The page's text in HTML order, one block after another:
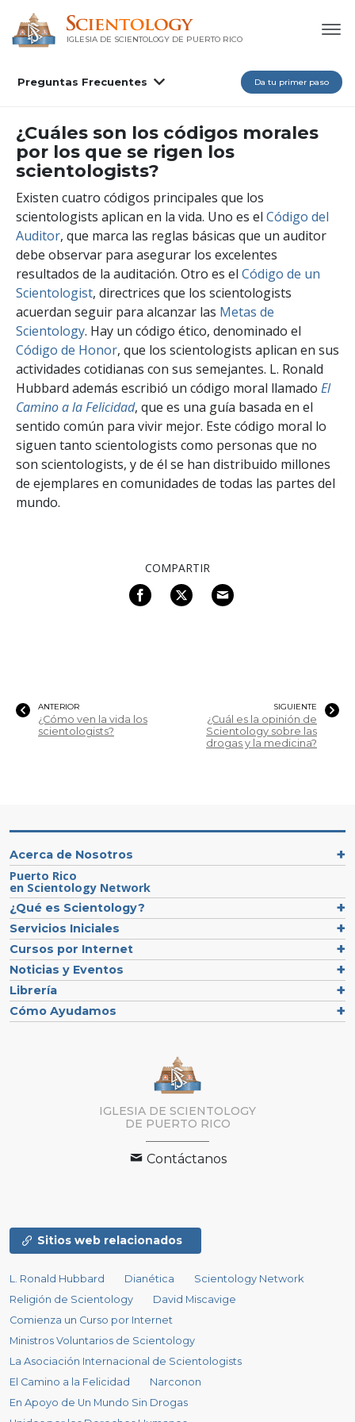
IGLESIA DE SCIENTOLOGY DE PUERTO RICO
Preguntas Frecuentes Da tu primer paso
¿Cuáles son los códigos morales
por los que se rigen los
scientologists?
Existen cuatro códigos principales que los
scientologists aplican en la vida. Uno es el Código del
Auditor, que marca las reglas básicas que un auditor
debe observar para asegurar los excelentes
resultados de la auditación. Otro es el Código de un
Scientologist, directrices que los scientologists
acuerdan seguir para alcanzar las Metas de
Scientology. Hay un código ético, denominado el
Código de Honor, que los scientologists aplican en sus
actividades cotidianas con sus semejantes. L. Ronald
Hubbard además escribió un código moral llamado El
Camino a la Felicidad, que es una guía basada en el
sentido común para vivir mejor. Este código moral lo
siguen tanto scientologists como personas que no
son scientologists, y de él se han distribuido millones
de ejemplares en comunidades de todas las partes del
mundo.
COMPARTIR
ANTERIOR
¿Cómo ven la vida los
scientologists?
SIGUIENTE
¿Cuál es la opinión de
Scientology sobre las
drogas y la medicina?
Acerca de Nosotros
Puerto Rico
en Scientology Network
¿Qué es Scientology?
Servicios Iniciales
Cursos por Internet
Noticias y Eventos
Librería
Cómo Ayudamos
IGLESIA DE SCIENTOLOGY
DE PUERTO RICO
Contáctanos
Sitios web relacionados
L. Ronald Hubbard Dianética
Scientology Network
Religión de Scientology
David Miscavige
Comienza un Curso por Internet
Ministros Voluntarios de Scientology
La Asociación Internacional de Scientologists
El Camino a la Felicidad
Narconon
En Apoyo de Un Mundo Sin Drogas